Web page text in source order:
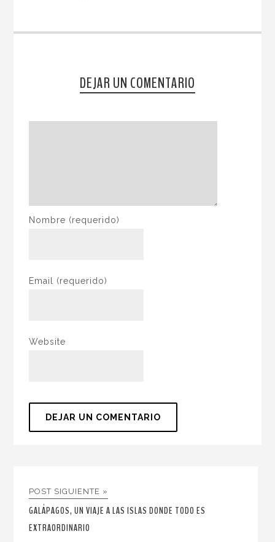
DEJAR UN COMENTARIO
Nombre (requerido)
Email (requerido)
Website
POST SIGUIENTE »
GALÁPAGOS, UN VIAJE A LAS ISLAS DONDE TODO ES
EXTRAORDINARIO